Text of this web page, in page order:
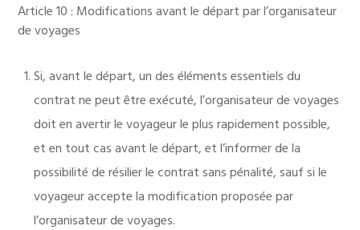
Article 10 : Modifications avant le départ par l’organisateur
de voyages
Si, avant le départ, un des éléments essentiels du
contrat ne peut être exécuté, l’organisateur de voyages
doit en avertir le voyageur le plus rapidement possible,
et en tout cas avant le départ, et l’informer de la
possibilité de résilier le contrat sans pénalité, sauf si le
voyageur accepte la modification proposée par
l’organisateur de voyages.